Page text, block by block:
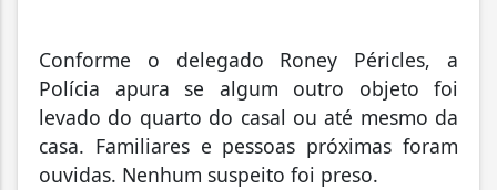
Conforme o delegado Roney Péricles, a
Polícia apura se algum outro objeto foi
levado do quarto do casal ou até mesmo da
casa. Familiares e pessoas próximas foram
ouvidas. Nenhum suspeito foi preso.